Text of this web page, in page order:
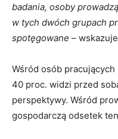
badania, osoby
w tych dwóch grupach
spotęgowane –
Wśród osób
40 proc. widzi przed
perspektywy. Wśród
gospodarczą odsetek